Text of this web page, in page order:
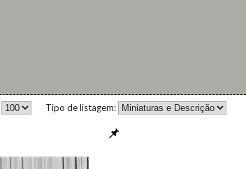
Tipo de listagem: